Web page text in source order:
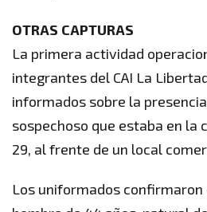
OTRAS CAPTURAS
La primera actividad
integrantes del CAI La
informados sobre la
sospechoso que estaba en la
29, al frente de un local
Los uniformados